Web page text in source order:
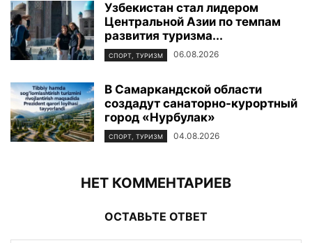
Узбекистан стал лидером
Центральной Азии по темпам
развития туризма...
СПОРТ, ТУРИЗМ 06.08.2026
В Самаркандской области
создадут санаторно-курортный
город «Нурбулак»
СПОРТ, ТУРИЗМ 04.08.2026
НЕТ КОММЕНТАРИЕВ
ОСТАВЬТЕ ОТВЕТ